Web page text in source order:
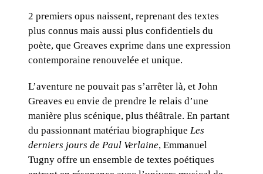
2 premiers opus naissent, reprenant des textes
plus connus mais aussi plus confidentiels du
poète, que Greaves exprime dans une expression
contemporaine renouvelée et unique.
L’aventure ne pouvait pas s’arrêter là, et John
Greaves eu envie de prendre le relais d’une
manière plus scénique, plus théâtrale. En partant
du passionnant matériau biographique Les
derniers jours de Paul Verlaine, Emmanuel
Tugny offre un ensemble de textes poétiques